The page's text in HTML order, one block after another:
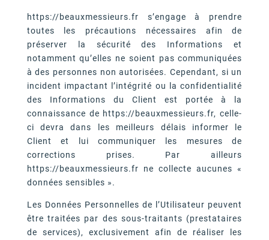
https://beauxmessieurs.fr s’engage à prendre
toutes les précautions nécessaires afin de
préserver la sécurité des Informations et
notamment qu’elles ne soient pas communiquées
à des personnes non autorisées. Cependant, si un
incident impactant l’intégrité ou la confidentialité
des Informations du Client est portée à la
connaissance de https://beauxmessieurs.fr, celle-
ci devra dans les meilleurs délais informer le
Client et lui communiquer les mesures de
corrections prises. Par ailleurs
https://beauxmessieurs.fr ne collecte aucunes «
données sensibles ».
Les Données Personnelles de l’Utilisateur peuvent
être traitées par des sous-traitants (prestataires
de services), exclusivement afin de réaliser les